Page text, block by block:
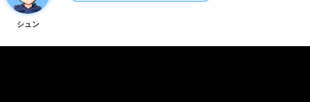
シュン